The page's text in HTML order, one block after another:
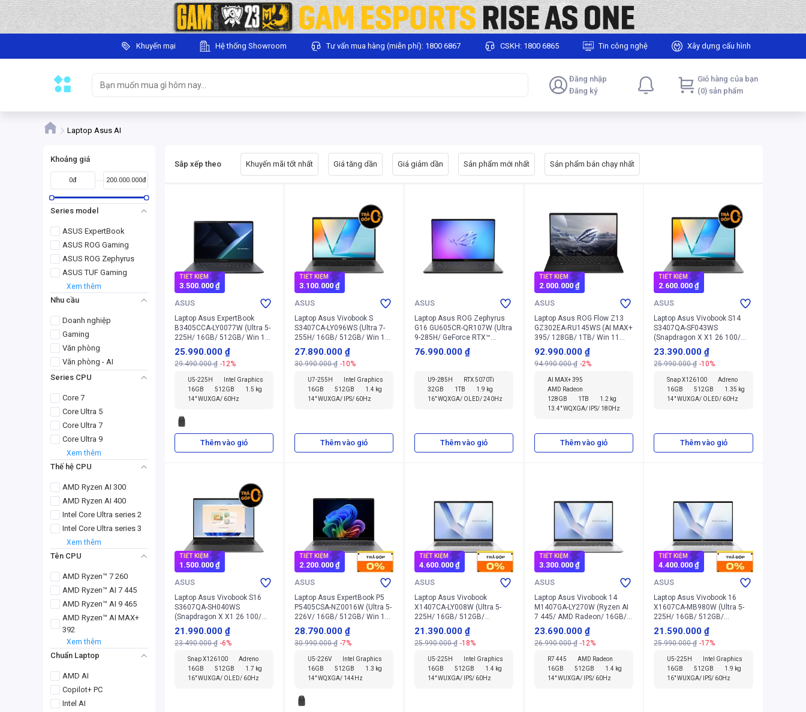
Khuyến mại Hệ thống Showroom Tư vấn mua hàng (miễn phí): 1800 6867 CSKH: 1800 6865 Tin công nghệ Xây dựng cấu hình
Đăng nhập
Đăng ký
Giỏ hàng của bạn
(0) sản phẩm
Laptop Asus AI
Khoảng giá
0đ 200.000.000đ
Series model
ASUS ExpertBook
ASUS ROG Gaming
ASUS ROG Zephyrus
ASUS TUF Gaming
Xem thêm
Nhu cầu
Doanh nghiệp
Gaming
Văn phòng
Văn phòng - AI
Series CPU
Core 7
Core Ultra 5
Core Ultra 7
Core Ultra 9
Xem thêm
Thế hệ CPU
AMD Ryzen AI 300
AMD Ryzen AI 400
Intel Core Ultra series 2
Intel Core Ultra series 3
Xem thêm
Tên CPU
AMD Ryzen™ 7 260
AMD Ryzen™ AI 7 445
AMD Ryzen™ AI 9 465
AMD Ryzen™ AI MAX+
392
Xem thêm
Chuẩn Laptop
AMD AI
Copilot+ PC
Intel AI
Sắp xếp theo Khuyến mãi tốt nhất Giá tăng dần Giá giảm dần Sản phẩm mới nhất Sản phẩm bán chạy nhất
TIẾT KIỆM
3.500.000 ₫
ASUS
Laptop Asus ExpertBook
B3405CCA-LY0077W (Ultra 5-
225H/ 16GB/ 512GB/ Win 11
Home)
25.990.000 ₫
29.490.000 ₫ -12%
U5-225H
Intel Graphics
16GB
512GB
1.5 kg
14" WUXGA/ 60Hz
Thêm vào giỏ
TIẾT KIỆM
3.100.000 ₫
ASUS
Laptop Asus Vivobook S
S3407CA-LY096WS (Ultra 7-
255H/ 16GB/ 512GB/ Win 11
Home + Office + Microsoft)
27.890.000 ₫
30.990.000 ₫ -10%
U7-255H
Intel Graphics
16GB
512GB
1.4 kg
14" WUXGA/ IPS/ 60Hz
Thêm vào giỏ
ASUS
Laptop Asus ROG Zephyrus
G16 GU605CR-QR107W (Ultra
9-285H/ GeForce RTX™
5070Ti/ 32GB/ 1TB/ Win 11
Home)
76.990.000 ₫
U9-285H
RTX 5070Ti
32GB
1TB
1.9 kg
16" WQXGA/ OLED/ 240Hz
Thêm vào giỏ
TIẾT KIỆM
2.000.000 ₫
ASUS
Laptop Asus ROG Flow Z13
GZ302EA-RU145WS (AI MAX+
395/ 128GB/ 1TB/ Win 11
Home + Office + Microsoft)
92.990.000 ₫
94.990.000 ₫ -2%
AI MAX+ 395
AMD Radeon
128GB
1TB
1.2 kg
13.4" WQXGA/ IPS/ 180Hz
Thêm vào giỏ
TIẾT KIỆM
2.600.000 ₫
ASUS
Laptop Asus Vivobook S14
S3407QA-SF043WS
(Snapdragon X X1 26 100/
16GB/ 512GB/ Win 11 Home
+ Office + Microsoft)
23.390.000 ₫
25.990.000 ₫ -10%
Snap X126100
Adreno
16GB
512GB
1.35 kg
14" WUXGA/ OLED/ 60Hz
Thêm vào giỏ
TIẾT KIỆM
1.500.000 ₫
ASUS
Laptop Asus Vivobook S16
S3607QA-SH040WS
(Snapdragon X X1 26 100/
16GB/ 512GB/ Win 11 Home
+ Office + Microsoft)
21.990.000 ₫
23.490.000 ₫ -6%
Snap X126100
Adreno
16GB
512GB
1.7 kg
16" WUXGA/ OLED/ 60Hz
TIẾT KIỆM
2.200.000 ₫
ASUS
Laptop Asus ExpertBook P5
P5405CSA-NZ0016W (Ultra 5-
226V/ 16GB/ 512GB/ Win 11
Home)
28.790.000 ₫
30.990.000 ₫ -7%
U5-226V
Intel Graphics
16GB
512GB
1.3 kg
14" WQXGA/ 144Hz
TIẾT KIỆM
4.600.000 ₫
ASUS
Laptop Asus Vivobook
X1407CA-LY008W (Ultra 5-
225H/ 16GB/ 512GB/
Windows 11 Home)
21.390.000 ₫
25.990.000 ₫ -18%
U5-225H
Intel Graphics
16GB
512GB
1.4 kg
14" WUXGA/ IPS/ 60Hz
TIẾT KIỆM
3.300.000 ₫
ASUS
Laptop Asus Vivobook 14
M1407GA-LY270W (Ryzen AI
7 445/ AMD Radeon/ 16GB/
512GB/ Windows 11 Home)
23.690.000 ₫
26.990.000 ₫ -12%
R7 445
AMD Radeon
16GB
512GB
1.4 kg
14" WUXGA/ IPS/ 60Hz
TIẾT KIỆM
4.400.000 ₫
ASUS
Laptop Asus Vivobook 16
X1607CA-MB980W (Ultra 5-
225H/ 16GB/ 512GB/
Windows 11 Home SL)
21.590.000 ₫
25.990.000 ₫ -17%
U5-225H
Intel Graphics
16GB
512GB
1.9 kg
16" WUXGA/ IPS/ 60Hz